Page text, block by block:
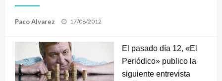
Paco Alvarez
Publicado
17/08/2012
El pasado día 12, «El
Periódico» publico la
siguiente entrevista